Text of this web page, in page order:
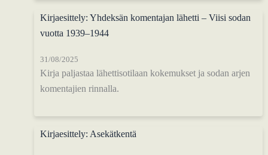
Kirjaesittely: Yhdeksän komentajan lähetti – Viisi sodan
vuotta 1939–1944
31/08/2025
Kirja paljastaa lähettisotilaan kokemukset ja sodan arjen
komentajien rinnalla.
Kirjaesittely: Asekätkentä